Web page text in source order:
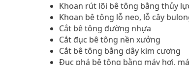
Khoan rút lõi bê tông bằng thủy
Khoan bê tông lỗ neo, lỗ cây
Cắt bê tông đường nhựa
Cắt đục bê tông nền xưởng
Cắt bê tông bằng dây kim cương
Đục phá bê tông bằng máy hơi,